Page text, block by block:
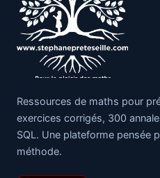
Ressources de maths pour
exercices corrigés, 300
SQL. Une plateforme pensée
méthode.